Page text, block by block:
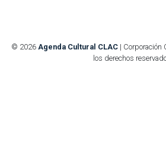
© 2026 Agenda Cultural CLAC| Corporación
los derechos